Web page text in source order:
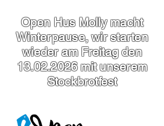
Open Hus Molly macht
Winterpause, wir starten
wieder am Freitag den
13.02.2026mit unserem
Stockbrotfest